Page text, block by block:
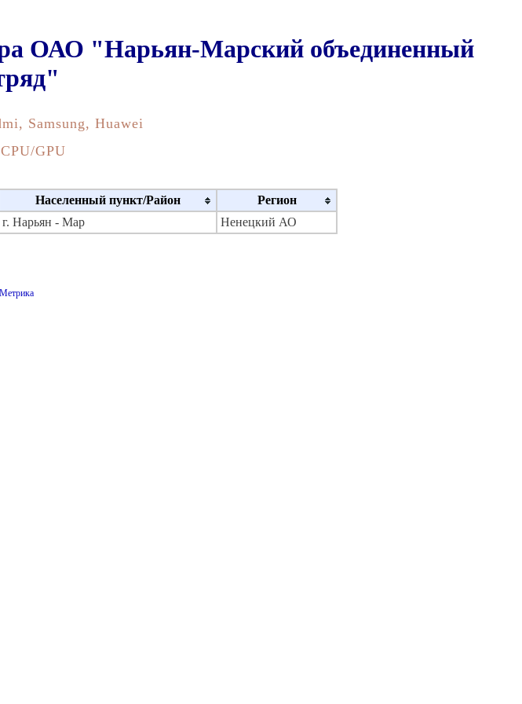
ОАО "Нарьян-Марский объединенный
Samsung, Huawei
GPU
Населенный пункт/Район
Регион
г. Нарьян - Мар Ненецкий АО